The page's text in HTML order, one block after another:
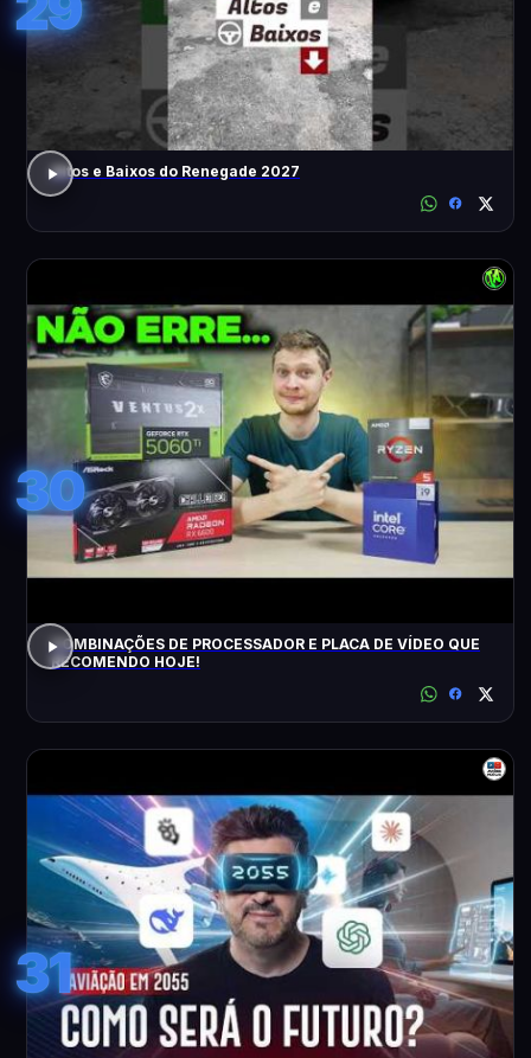
Altos e Baixos do Renegade 2027
30
COMBINAÇÕES DE PROCESSADOR E PLACA DE VÍDEO QUE
RECOMENDO HOJE!
31